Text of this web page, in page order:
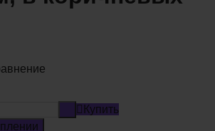
Купить